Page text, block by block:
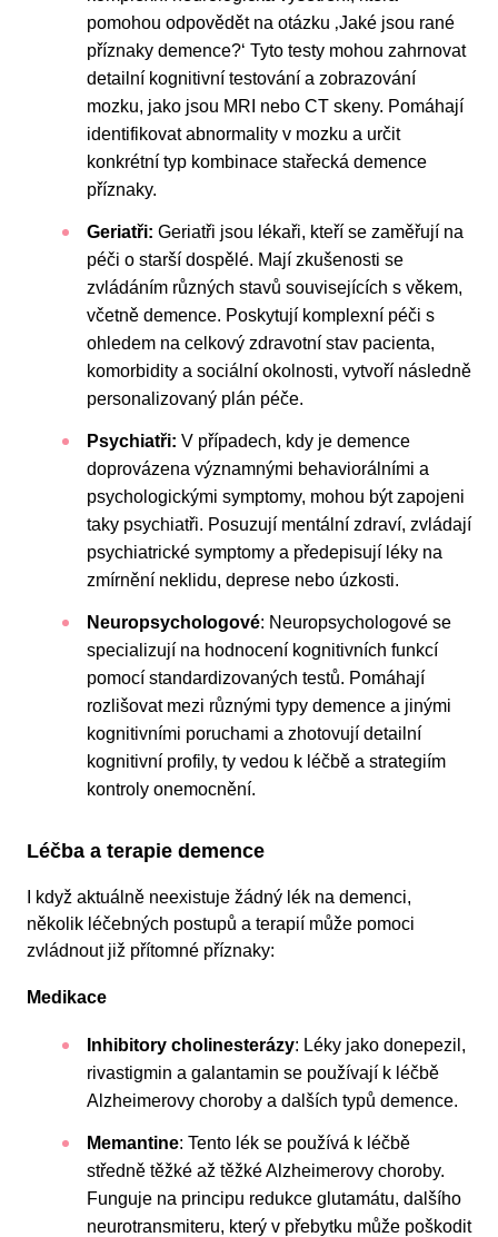
pomohou odpovědět na otázku ‚Jaké jsou rané
příznaky demence?‘ Tyto testy mohou zahrnovat
detailní kognitivní testování a zobrazování
mozku, jako jsou MRI nebo CT skeny. Pomáhají
identifikovat abnormality v mozku a určit
konkrétní typ kombinace stařecká demence
příznaky.
Geriatři: Geriatři jsou lékaři, kteří se zaměřují na
péči o starší dospělé. Mají zkušenosti se
zvládáním různých stavů souvisejících s věkem,
včetně demence. Poskytují komplexní péči s
ohledem na celkový zdravotní stav pacienta,
komorbidity a sociální okolnosti, vytvoří následně
personalizovaný plán péče.
Psychiatři: V případech, kdy je demence
doprovázena významnými behaviorálními a
psychologickými symptomy, mohou být zapojeni
taky psychiatři. Posuzují mentální zdraví, zvládají
psychiatrické symptomy a předepisují léky na
zmírnění neklidu, deprese nebo úzkosti.
Neuropsychologové: Neuropsychologové se
specializují na hodnocení kognitivních funkcí
pomocí standardizovaných testů. Pomáhají
rozlišovat mezi různými typy demence a jinými
kognitivními poruchami a zhotovují detailní
kognitivní profily, ty vedou k léčbě a strategiím
kontroly onemocnění.
Léčba a terapie demence
I když aktuálně neexistuje žádný lék na demenci,
několik léčebných postupů a terapií může pomoci
zvládnout již přítomné příznaky:
Medikace
Inhibitory cholinesterázy: Léky jako donepezil,
rivastigmin a galantamin se používají k léčbě
Alzheimerovy choroby a dalších typů demence.
Memantine: Tento lék se používá k léčbě
středně těžké až těžké Alzheimerovy choroby.
Funguje na principu redukce glutamátu, dalšího
neurotransmiteru, který v přebytku může poškodit